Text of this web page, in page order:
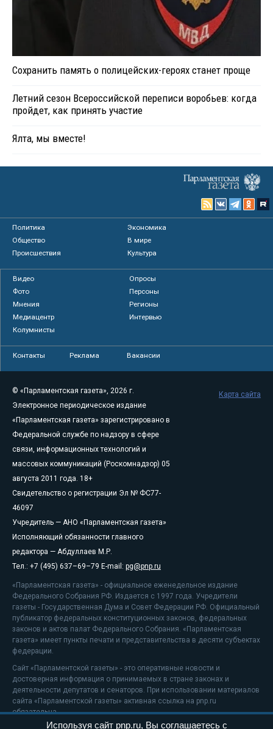
Сохранить память о полицейских-героях станет проще
Летний сезон Всероссийской переписи воробьев: когда
пройдет, как принять участие
Ялта, мы вместе!
Политика
Экономика
Общество
В мире
Происшествия
Культура
Видео
Опросы
Фото
Персоны
Мнения
Регионы
Медиацентр
Интервью
Колумнисты
Контакты Реклама Вакансии
© «Парламентская газета», 2026 г.
Электронное периодическое издание
«Парламентская газета» зарегистрировано в
Федеральной службе по надзору в сфере
связи, информационных технологий и
массовых коммуникаций (Роскомнадзор) 05
августа 2011 года. 18+
Свидетельство о регистрации Эл № ФС77-
46097
Учредитель — АНО «Парламентская газета»
Исполняющий обязанности главного
редактора — Абдуллаев М.Р.
Тел.: +7 (495) 637–69–79 E-mail: pg@pnp.ru
«Парламентская газета» - официальное еженедельное издание
Федерального Собрания РФ. Издается с 1997 года. Учредители
газеты - Государственная Дума и Совет Федерации РФ. Официальный
публикатор федеральных конституционных законов, федеральных
законов и актов палат Федерального Собрания. «Парламентская
газета» имеет пункты печати и представительства в десяти субъектах
федерации.
Сайт «Парламентской газеты» - это оперативные новости и
достоверная информация о принимаемых в стране законах и
деятельности депутатов и сенаторов. При использовании материалов
сайта «Парламентской газеты» активная ссылка на pnp.ru
обязательна.
Карта сайта
Используя сайт pnp.ru, Вы соглашаетесь с